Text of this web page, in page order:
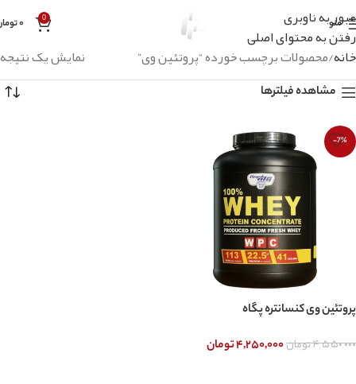
عبور به ناوبری
رفتن به محتوای اصلی
منو 0 ۰
خانه محصولات برچسب خورده “پروتئین وی” نمایش یک نتیجه
مشاهده فیلترها
-7%
پروتئین وی کنسانتره پگاه
۴,۵۵۰,۰۰۰تومان۴,۲۵۰,۰۰۰تومان